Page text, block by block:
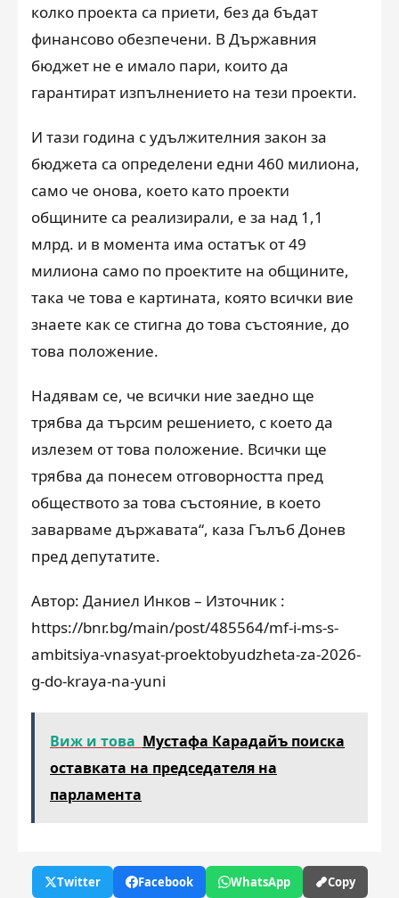
колко проекта са приети, без да бъдат
финансово обезпечени. В Държавния
бюджет не е имало пари, които да
гарантират изпълнението на тези проекти.
И тази година с удължителния закон за
бюджета са определени едни 460 милиона,
само че онова, което като проекти
общините са реализирали, е за над 1,1
млрд. и в момента има остатък от 49
милиона само по проектите на общините,
така че това е картината, която всички вие
знаете как се стигна до това състояние, до
това положение.
Надявам се, че всички ние заедно ще
трябва да търсим решението, с което да
излезем от това положение. Всички ще
трябва да понесем отговорността пред
обществото за това състояние, в което
заварваме държавата“, каза Гълъб Донев
пред депутатите.
Автор: Даниел Инков – Източник :
https://bnr.bg/main/post/485564/mf-i-ms-s-
ambitsiya-vnasyat-proektobyudzheta-za-2026-
g-do-kraya-na-yuni
Виж и това Мустафа Карадайъ поиска
оставката на председателя на
парламента
Twitter Facebook WhatsApp Copy